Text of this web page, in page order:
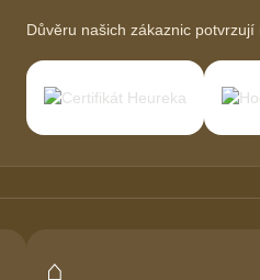
Důvěru našich zákaznic
⌂